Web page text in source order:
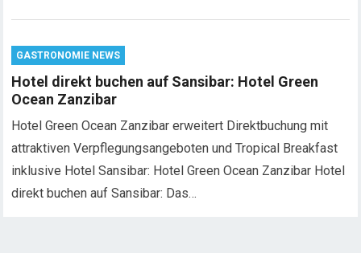
GASTRONOMIE NEWS
Hotel direkt buchen auf Sansibar: Hotel Green
Ocean Zanzibar
Hotel Green Ocean Zanzibar erweitert Direktbuchung mit
attraktiven Verpflegungsangeboten und Tropical Breakfast
inklusive Hotel Sansibar: Hotel Green Ocean Zanzibar Hotel
direkt buchen auf Sansibar: Das…